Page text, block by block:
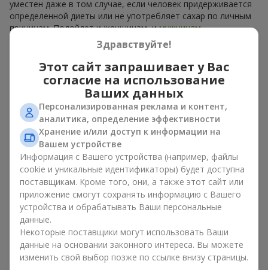
уместен даже в том случае, если человек придерживается
определенной диеты или не употребляет сахар по личным
причинам. Подойдет и женщинам, имужчинам.
В каждой корзине — ароматные плоды, собранные в
гармоничный фруктовый микс. Букет в корзине из фруктов
может представлять собой изысканную сладкую корзину
или сдержанный эко-набор из сезонных фруктов. Букет в
корзине из фруктов, как натуральный комплимент, всегда
выглядит уместно ико дню рождения, ик рождению
ребенка, и к определенномубизнес-событию.
Идеи оформления корзины с
фруктами в подарок
Эмоциональная окраска, которую несет букет в корзине из
фруктов, зависит от оформления. Оно имеет значение не
меньше, чем наполнение. Именно праздничное оформление
превращает обычный букет в корзине из фруктов в
гастрономический подарок. В компании
Flowers.ua
всегда учитываем пожелания клиента при создании декора.
При формировании композиции используются натуральные
Здравствуйте!
Этот сайт запрашивает у Вас
согласие на использование
Ваших данных
Персонализированная реклама и контент,
аналитика, определение эффективности
Хранение и/или доступ к информации на
Вашем устройстве
Информация с Вашего устройства (например, файлы
cookie и уникальные идентификаторы) будет доступна
поставщикам. Кроме того, они, а также этот сайт или
приложение смогут сохранять информацию с Вашего
устройства и обрабатывать Ваши персональные
данные.
Некоторые поставщики могут использовать Ваши
данные на основании законного интереса. Вы можете
изменить свой выбор позже по ссылке внизу страницы.